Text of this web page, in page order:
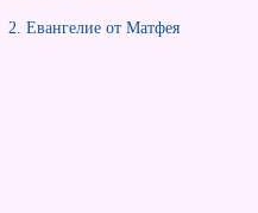
2. Евангелие от Матфея